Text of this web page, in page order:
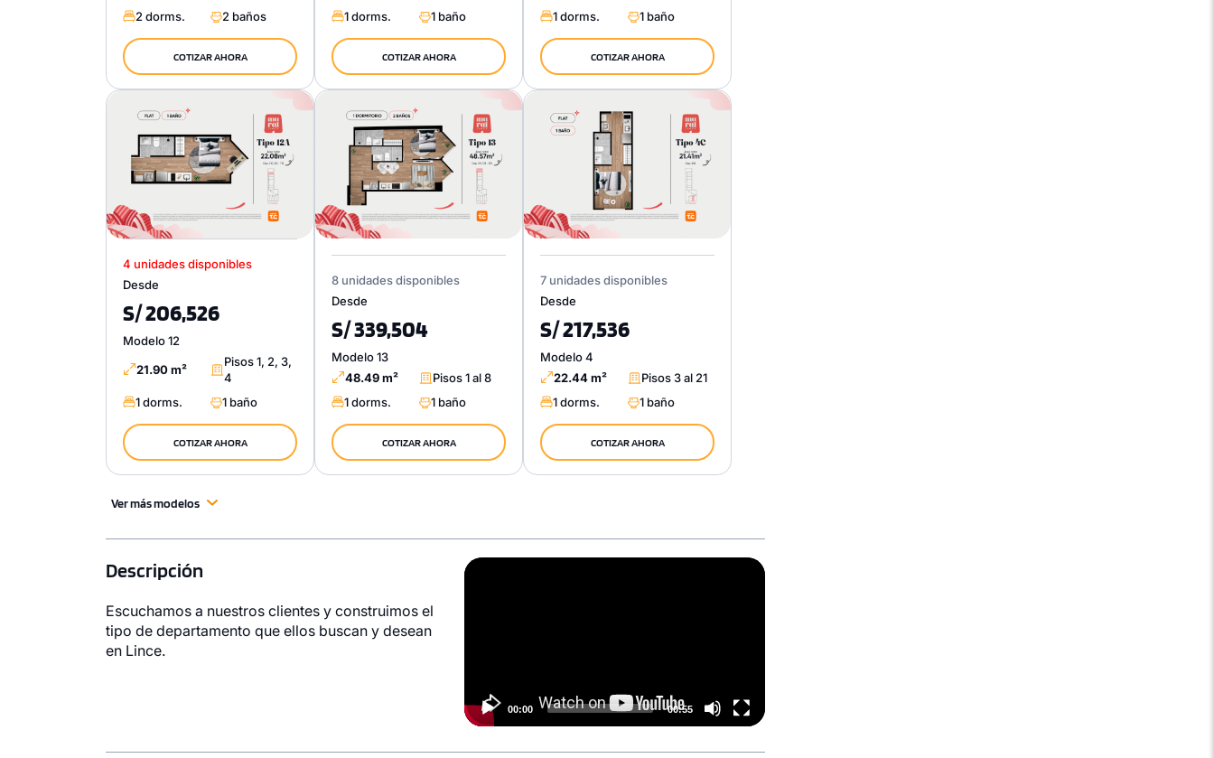
2 dorms.
2 baños
COTIZAR AHORA
1 dorms.
1 baño
COTIZAR AHORA
1 dorms.
1 baño
COTIZAR AHORA
4 unidades disponibles
Desde
S/ 206,526
Modelo 12
21.90 m²
Pisos 1, 2, 3,
4
1 dorms.
1 baño
COTIZAR AHORA
8 unidades disponibles
Desde
S/ 339,504
Modelo 13
48.49 m²
Pisos 1 al 8
1 dorms.
1 baño
COTIZAR AHORA
7 unidades disponibles
Desde
S/ 217,536
Modelo 4
22.44 m²
Pisos 3 al 21
1 dorms.
1 baño
COTIZAR AHORA
Ver más modelos
Descripción
Escuchamos a nuestros clientes y construimos el
tipo de departamento que ellos buscan y desean
en Lince.
Video
00:00 00:55